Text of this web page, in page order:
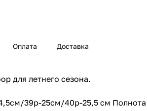
Оплата Доставка
для летнего сезона.
39р-25см/40р-25,5 см Полнота